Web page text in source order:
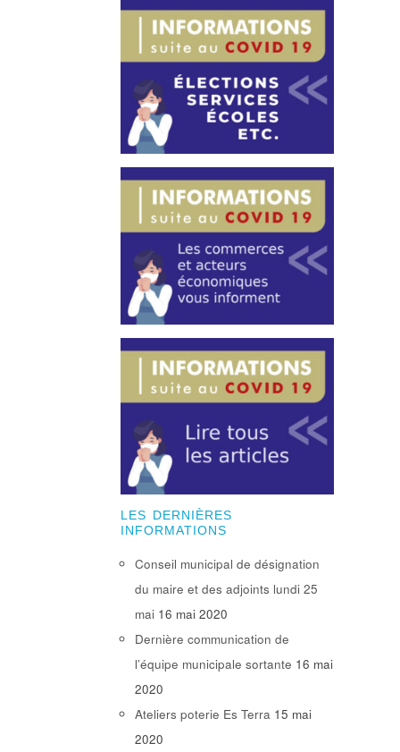
LES DERNIÈRES
INFORMATIONS
Conseil municipal de désignation
du maire et des adjoints lundi 25
mai 16 mai 2020
Dernière communication de
l’équipe municipale sortante 16 mai
2020
Ateliers poterie Es Terra 15 mai
2020